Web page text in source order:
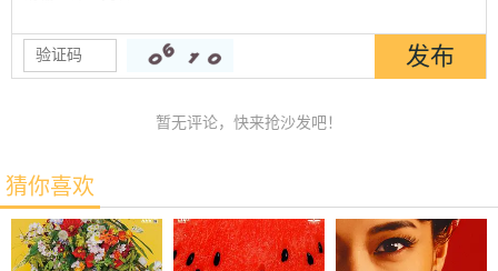
暂无评论，快来抢沙发吧！
猜你喜欢